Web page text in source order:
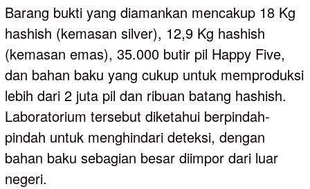
Barang bukti yang diamankan mencakup 18 Kg
hashish (kemasan silver), 12,9 Kg hashish
(kemasan emas), 35.000 butir pil Happy Five,
dan bahan baku yang cukup untuk memproduksi
lebih dari 2 juta pil dan ribuan batang hashish.
Laboratorium tersebut diketahui berpindah-
pindah untuk menghindari deteksi, dengan
bahan baku sebagian besar diimpor dari luar
negeri.